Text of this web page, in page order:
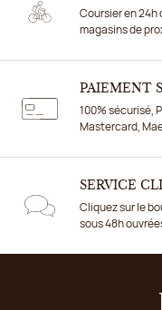
Coursier en 24h
magasins de
PAIEMENT
100% sécurisé,
Mastercard,
SERVICE
Cliquez sur le
sous 48h